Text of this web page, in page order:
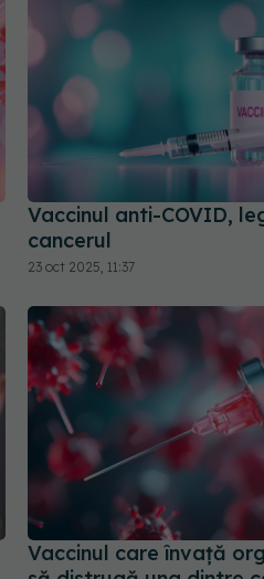
Vaccinul anti-COVID,
cancerul
23 oct 2025, 11:37
Vaccinul care învață